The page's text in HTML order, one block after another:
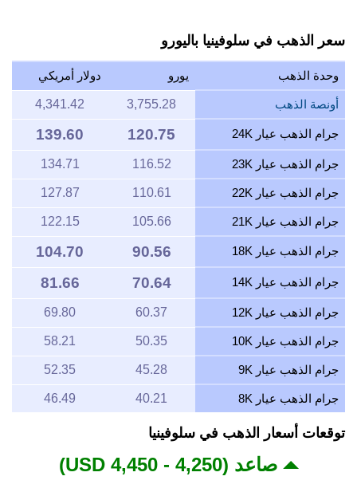
سعر الذهب في سلوفينيا باليورو
وحدة الذهب يورو دولار أمريكي
أونصة الذهب 3,755.28
4,341.42
جرام الذهب عيار 24K 120.75
139.60
جرام الذهب عيار 23K 116.52
134.71
جرام الذهب عيار 22K 110.61
127.87
جرام الذهب عيار 21K 105.66
122.15
جرام الذهب عيار 18K 90.56
104.70
جرام الذهب عيار 14K 70.64
81.66
جرام الذهب عيار 12K 60.37
69.80
جرام الذهب عيار 10K 50.35
58.21
جرام الذهب عيار 9K 45.28
52.35
جرام الذهب عيار 8K 40.21
46.49
توقعات أسعار الذهب في سلوفينيا
صاعد (4,250 - 4,450 USD)